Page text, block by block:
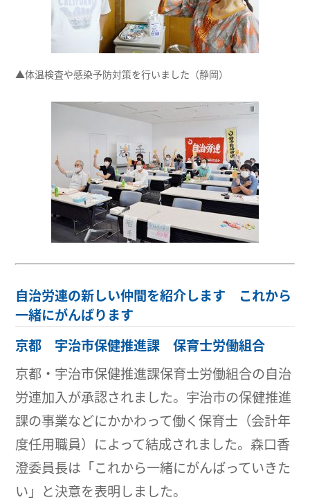
▲体温検査や感染予防対策を行いました（静岡）
自治労連の新しい仲間を紹介します これから
一緒にがんばります
京都 宇治市保健推進課 保育士労働組合
京都・宇治市保健推進課保育士労働組合の自治
労連加入が承認されました。宇治市の保健推進
課の事業などにかかわって働く保育士（会計年
度任用職員）によって結成されました。森口香
澄委員長は「これから一緒にがんばっていきた
い」と決意を表明しました。